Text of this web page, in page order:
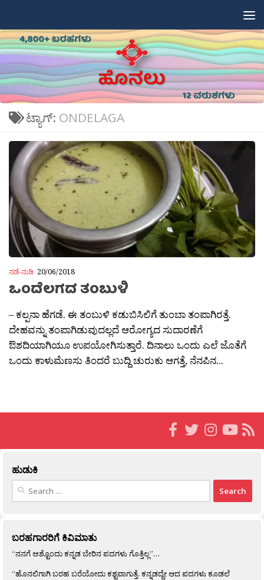
ಟ್ಯಾಗ್: ONDELAGA
ನಡೆ-ನುಡಿ 20/06/2018
ಒಂದೆಲಗದ ತಂಬುಳಿ
– ಕಲ್ಪನಾ ಹೆಗಡೆ. ಈ ತಂಬುಳಿ ಕಡುಬಿಸಿಲಿಗೆ ತುಂಬಾ ತಂಪಾಗಿರತ್ತೆ.
ದೇಹವನ್ನು ತಂಪಾಗಿಡುವುದಲ್ಲದೆ ಆರೋಗ್ಯದ ಸುದಾರಣೆಗೆ
ಔಶದಿಯಾಗಿಯೂ ಉಪಯೋಗಿಸುತ್ತಾರೆ. ದಿನಾಲು ಒಂದು ಎಲೆ ಜೊತೆಗೆ
ಒಂದು ಕಾಳುಮೆಣಸು ತಿಂದರೆ ಬುದ್ದಿ ಚುರುಕು ಆಗತ್ತೆ, ನೆನಪಿನ...
ಹುಡುಕಿ
Search
ಬರಹಗಾರರಿಗೆ ಕಿವಿಮಾತು
“ನನಗೆ ಅಶ್ಟೊಂದು ಕನ್ನಡ ಬೇರಿನ ಪದಗಳು ಗೊತ್ತಿಲ್ಲ”…
“ಹೊನಲಿಗಾಗಿ ಬರಹ ಬರೆಯೋದು ಕಶ್ಟವಾಗುತ್ತೆ. ಕನ್ನಡದ್ದೇ ಆದ ಪದಗಳು ಕೂಡಲೆ